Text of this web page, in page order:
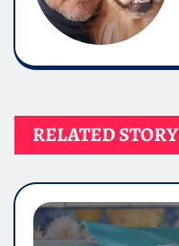
RELATED STORY